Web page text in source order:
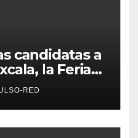
candidatas a
la Feria
La Flor
RED